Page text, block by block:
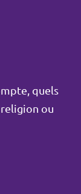
quels
religion ou